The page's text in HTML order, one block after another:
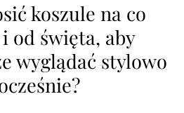
koszule na co
od święta, aby
wyglądać stylowo